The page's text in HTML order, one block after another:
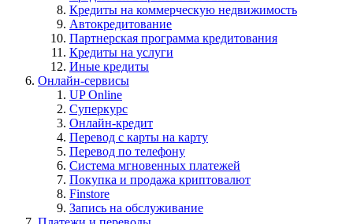
Кредиты на коммерческую недвижимость
Автокредитование
Партнерская программа кредитования
Кредиты на услуги
Иные кредиты
Онлайн-сервисы
UP Online
Суперкурс
Онлайн-кредит
Перевод с карты на карту
Перевод по телефону
Система мгновенных платежей
Покупка и продажа криптовалют
Finstore
Запись на обслуживание